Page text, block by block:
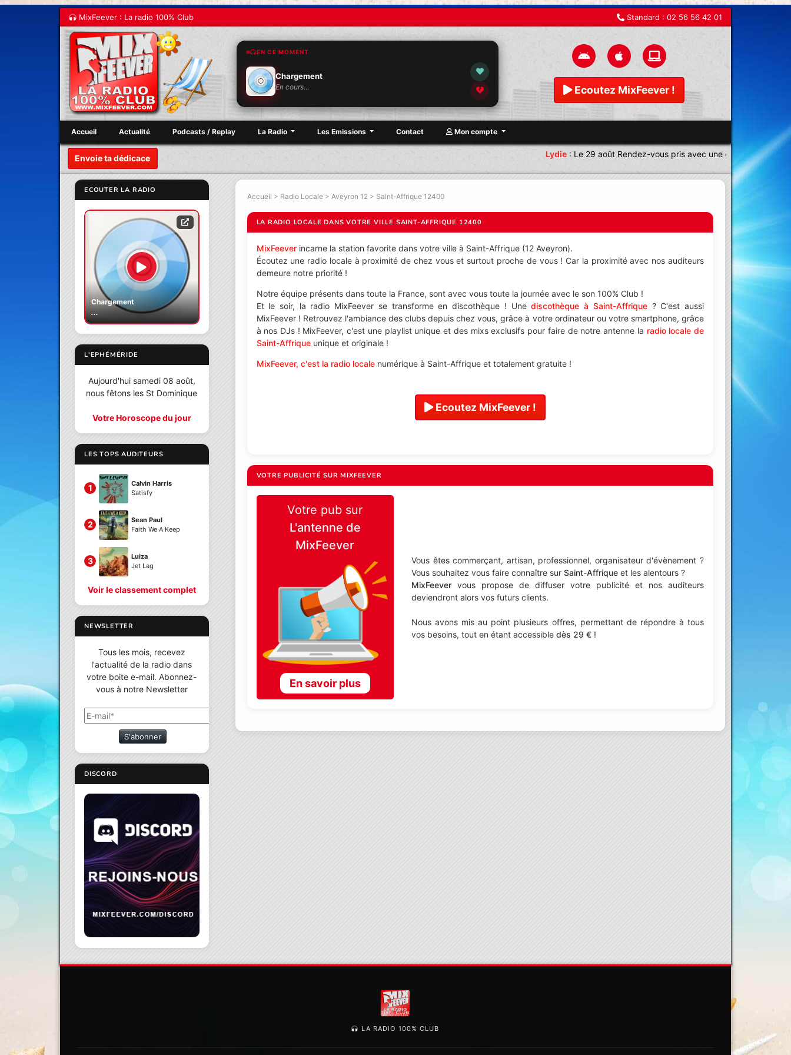
MixFeever : La radio 100% Club Standard : 02 56 56 42 01
EN CE MOMENT
Chargement
En cours… Ecoutez MixFeever !
Accueil Actualité Podcasts / Replay La Radio Les Emissions Contact Mon compte
Envoie ta dédicace Lydie:Le 29 août Rendez-vous pris avec une équipe magnifique
ECOUTER LA RADIO
Chargement
...
L'EPHÉMÉRIDE
Aujourd'hui samedi 08 août,
nous fêtons les St Dominique
Votre Horoscope du jour
LES TOPS AUDITEURS
1
Calvin Harris
Satisfy
2
Sean Paul
Faith We A Keep
3
Luiza
Jet Lag
Voir le classement complet
NEWSLETTER
Tous les mois, recevez
l'actualité de la radio dans
votre boite e-mail. Abonnez-
vous à notre Newsletter
S'abonner
DISCORD
Accueil > Radio Locale> Aveyron 12 > Saint-Affrique 12400
LA RADIO LOCALE DANS VOTRE VILLE SAINT-AFFRIQUE 12400
MixFeeverincarne la station favorite dans votre ville à Saint-Affrique (12 Aveyron).
Écoutez une radio locale à proximité de chez vous et surtout proche de vous ! Car la proximité avec nos auditeurs
demeure notre priorité !
Notre équipe présents dans toute la France, sont avec vous toute la journée avec le son 100% Club !
Et le soir, la radio MixFeever se transforme en discothèque ! Unediscothèque à Saint-Affrique? C'est aussi
MixFeever ! Retrouvez l'ambiance des clubs depuis chez vous, grâce à votre ordinateur ou votre smartphone, grâce
à nos DJs ! MixFeever, c'est une playlist unique et des mixs exclusifs pour faire de notre antenne la radio locale de
Saint-Affriqueunique et originale !
MixFeever, c'est la radio localenumérique à Saint-Affrique et totalement gratuite !
Ecoutez MixFeever !
VOTRE PUBLICITÉ SUR MIXFEEVER
Votre pub sur
L'antenne de
MixFeever
En savoir plus
Vous êtes commerçant, artisan, professionnel, organisateur d'évènement ?
Vous souhaitez vous faire connaître surSaint-Affrique et les alentours ?
MixFeever vous propose de diffuser votre publicité et nos auditeurs
deviendront alors vos futurs clients.
Nous avons mis au point plusieurs offres, permettant de répondre à tous
vos besoins, tout en étant accessibledès 29 € !
LA RADIO 100% CLUB